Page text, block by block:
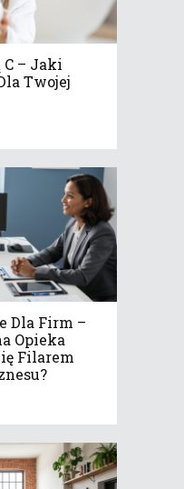
– Jaki
Twojej
Dla Firm –
Opieka
Filarem